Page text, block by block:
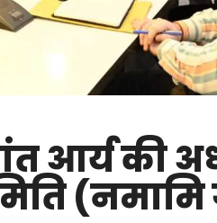
आर्य की